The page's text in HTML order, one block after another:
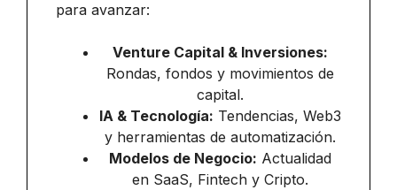
para avanzar:
Venture Capital & Inversiones:
Rondas, fondos y movimientos de
capital.
IA & Tecnología: Tendencias, Web3
y herramientas de automatización.
Modelos de Negocio: Actualidad
en SaaS, Fintech y Cripto.